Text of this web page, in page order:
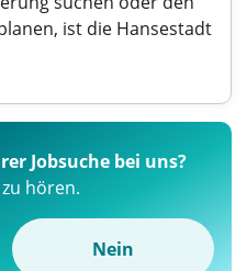
ist die Hansestadt
Jobsuche bei uns?
hören.
Nein